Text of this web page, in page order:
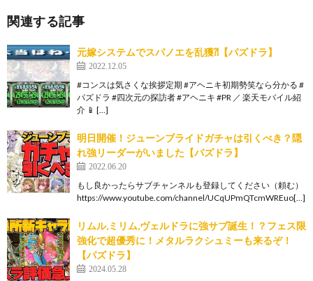
関連する記事
元嫁システムでスパノエを乱獲⁈【パズドラ】
2022.12.05
#コンスは気さくな挨拶定期 #アヘニキ初期勢笑なら分かる #
パズドラ #四次元の探訪者 #アヘニキ #PR ／ 楽天モバイル紹
介 📱 […]
明日開催！ジューンブライドガチャは引くべき？隠
れ強リーダーがいました【パズドラ】
2022.06.20
もし良かったらサブチャンネルも登録してください（頼む）
https://www.youtube.com/channel/UCqUPmQTcmWREuo[…]
リムル,ミリム,ヴェルドラに強サブ誕生！？フェス限
強化で超優秀に！メタルラクシュミーも来るぞ！
【パズドラ】
2024.05.28